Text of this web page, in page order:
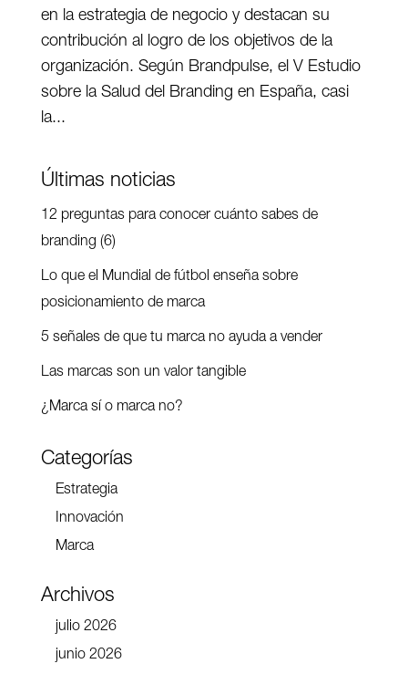
en la estrategia de negocio y destacan su
contribución al logro de los objetivos de la
organización. Según Brandpulse, el V Estudio
sobre la Salud del Branding en España, casi
la...
Últimas noticias
12 preguntas para conocer cuánto sabes de
branding (6)
Lo que el Mundial de fútbol enseña sobre
posicionamiento de marca
5 señales de que tu marca no ayuda a vender
Las marcas son un valor tangible
¿Marca sí o marca no?
Categorías
Estrategia
Innovación
Marca
Archivos
julio 2026
junio 2026